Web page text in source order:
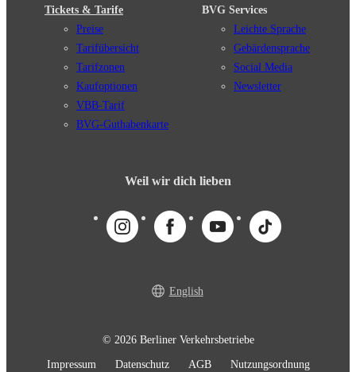
Tickets & Tarife
Preise
Tarifübersicht
Tarifzonen
Kaufoptionen
VBB-Tarif
BVG-Guthabenkarte
BVG Services
Leichte Sprache
Gebärdensprache
Social Media
Newsletter
Weil wir dich lieben
English
© 2026 Berliner Verkehrsbetriebe
Impressum Datenschutz AGB
Nutzungsordnung